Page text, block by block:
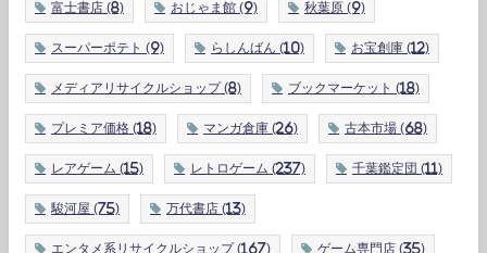
富士書店 (8) おじゃま館 (9) 秋葉原 (9)
スーパーポテト (9) らしんばん (10) お宝創庫 (12)
メディアリサイクルショップ(8) ブックマーケット (18)
プレミア価格 (18) マンガ倉庫 (26) 古本市場 (68)
レアゲーム (15) レトロゲーム (237) 千葉鑑定団 (11)
駿河屋 (75) 万代書店 (13)
エンタメ系リサイクルショップ(167) ゲーム専門店 (35)